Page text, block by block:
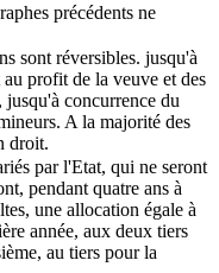
précédents ne
sont réversibles. jusqu'à
profit de la veuve et des
concurrence du
A la majorité des
droit.
par l'Etat, qui ne seront
pendant quatre ans à
une allocation égale à
année, aux deux tiers
au tiers pour la